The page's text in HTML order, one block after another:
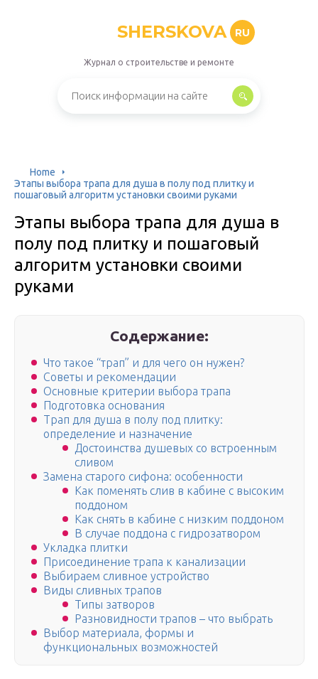
SHERSKOVA RU
Журнал о строительстве и ремонте
Home
Этапы выбора трапа для душа в полу под плитку и
пошаговый алгоритм установки своими руками
Этапы выбора трапа для душа в
полу под плитку и пошаговый
алгоритм установки своими
руками
Содержание:
Что такое “трап” и для чего он нужен?
Советы и рекомендации
Основные критерии выбора трапа
Подготовка основания
Трап для душа в полу под плитку:
определение и назначение
Достоинства душевых со встроенным
сливом
Замена старого сифона: особенности
Как поменять слив в кабине с высоким
поддоном
Как снять в кабине с низким поддоном
В случае поддона с гидрозатвором
Укладка плитки
Присоединение трапа к канализации
Выбираем сливное устройство
Виды сливных трапов
Типы затворов
Разновидности трапов – что выбрать
Выбор материала, формы и
функциональных возможностей